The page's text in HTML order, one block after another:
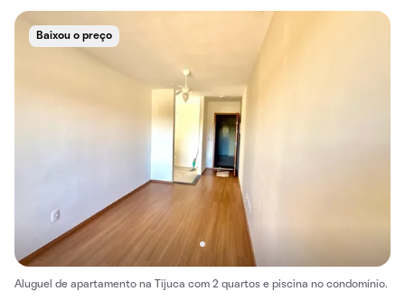
Baixou o preço
Aluguel de apartamento na Tijuca com 2 quartos e piscina no condomínio.